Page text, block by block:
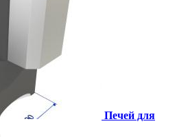
Печей для